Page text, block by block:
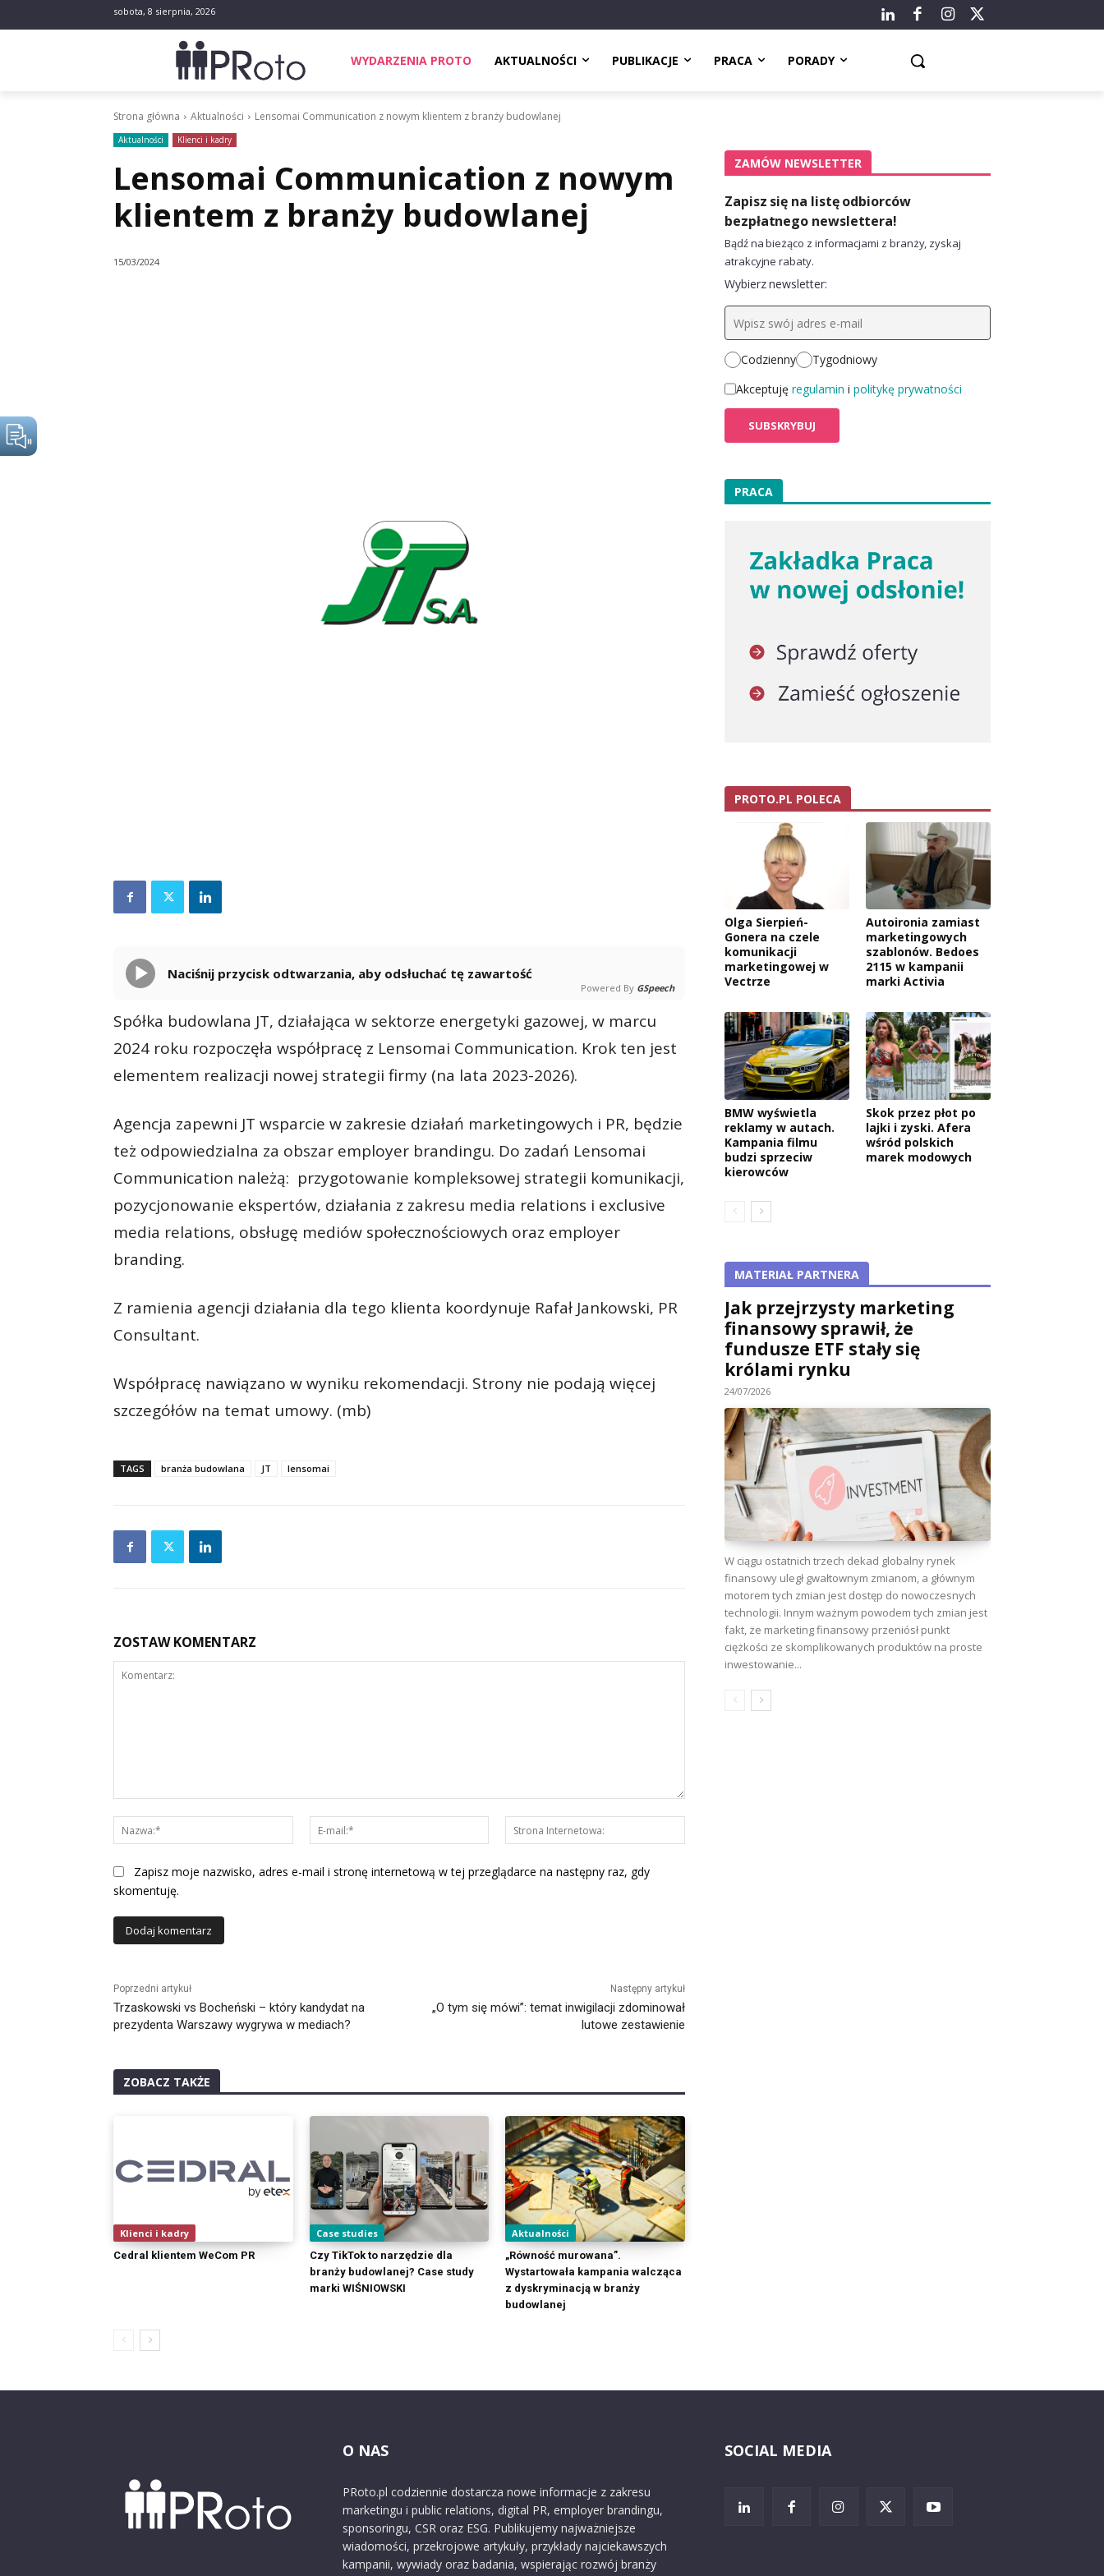
sobota, 8 sierpnia, 2026
WYDARZENIA PROTO AKTUALNOŚCI PUBLIKACJE PRACA PORADY
Strona główna Aktualności Lensomai Communication z nowym klientem z branży budowlanej
Aktualności Klienci i kadry
Lensomai Communication z nowym
klientem z branży budowlanej
15/03/2024
Naciśnij przycisk odtwarzania, aby odsłuchać tę zawartość
Powered By GSpeech
Spółka budowlana JT, działająca w sektorze energetyki gazowej, w marcu
2024 roku rozpoczęła współpracę z Lensomai Communication. Krok ten jest
elementem realizacji nowej strategii firmy (na lata 2023-2026).
Agencja zapewni JT wsparcie w zakresie działań marketingowych i PR, będzie
też odpowiedzialna za obszar employer brandingu. Do zadań Lensomai
Communication należą: przygotowanie kompleksowej strategii komunikacji,
pozycjonowanie ekspertów, działania z zakresu media relations i exclusive
media relations, obsługę mediów społecznościowych oraz employer
branding.
Z ramienia agencji działania dla tego klienta koordynuje Rafał Jankowski, PR
Consultant.
Współpracę nawiązano w wyniku rekomendacji. Strony nie podają więcej
szczegółów na temat umowy. (mb)
TAGS branża budowlana JT lensomai
ZOSTAW KOMENTARZ
Nazwa:*
mail:*
Internetowa:
Zapisz moje nazwisko, adres e-mail i stronę internetową w tej przeglądarce na następny raz, gdy
skomentuję.
Poprzedni artykuł
Trzaskowski vs Bocheński – który kandydat na
prezydenta Warszawy wygrywa w mediach?
Następny artykuł
„O tym się mówi”: temat inwigilacji zdominował
lutowe zestawienie
ZOBACZ TAKŻE
Klienci i kadry
Cedral klientem WeCom PR
Case studies
Czy TikTok to narzędzie dla
branży budowlanej? Case study
marki WIŚNIOWSKI
Aktualności
„Równość murowana”.
Wystartowała kampania walcząca
z dyskryminacją w branży
budowlanej
ZAMÓW NEWSLETTER
Zapisz się na listę odbiorców
bezpłatnego newslettera!
Bądź na bieżąco z informacjami z branży, zyskaj
atrakcyjne rabaty.
Wybierz newsletter:
Codzienny
Tygodniowy
Akceptuję regulamin i politykę prywatności
PRACA
PROTO.PL POLECA
Olga Sierpień-
Gonera na czele
komunikacji
marketingowej w
Vectrze
Autoironia zamiast
marketingowych
szablonów. Bedoes
2115 w kampanii
marki Activia
BMW wyświetla
reklamy w autach.
Kampania filmu
budzi sprzeciw
kierowców
Skok przez płot po
lajki i zyski. Afera
wśród polskich
marek modowych
MATERIAŁ PARTNERA
Jak przejrzysty marketing
finansowy sprawił, że
fundusze ETF stały się
królami rynku
24/07/2026
W ciągu ostatnich trzech dekad globalny rynek
finansowy uległ gwałtownym zmianom, a głównym
motorem tych zmian jest dostęp do nowoczesnych
technologii. Innym ważnym powodem tych zmian jest
fakt, że marketing finansowy przeniósł punkt
ciężkości ze skomplikowanych produktów na proste
inwestowanie...
O NAS
PRoto.pl codziennie dostarcza nowe informacje z zakresu
marketingu i public relations, digital PR, employer brandingu,
sponsoringu, CSR oraz ESG. Publikujemy najważniejsze
wiadomości, przekrojowe artykuły, przykłady najciekawszych
kampanii, wywiady oraz badania, wspierając rozwój branży
SOCIAL MEDIA